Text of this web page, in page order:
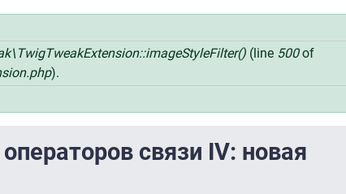
(line 500of
).
связи IV: новая